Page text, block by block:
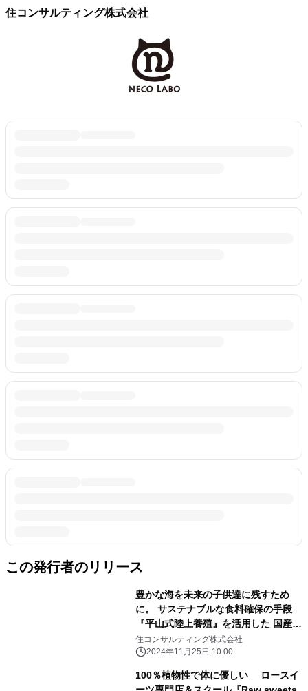
住コンサルティング株式会社
この発行者のリリース
豊かな海を未来の子供達に残すため
に。 サステナブルな食料確保の手段
『平山式陸上養殖』を活用した 国産サ
ーモン「MIYABIサーモン」販売開
始！
住コンサルティング株式会社
2024年11月25日 10:00
100％植物性で体に優しい ロースイ